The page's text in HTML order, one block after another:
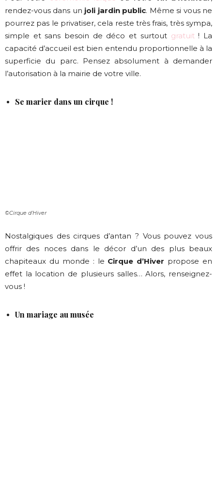
rendez-vous dans un joli jardin public. Même si vous ne
pourrez pas le privatiser, cela reste très frais, très sympa,
simple et sans besoin de déco et surtout gratuit ! La
capacité d’accueil est bien entendu proportionnelle à la
superficie du parc. Pensez absolument à demander
l’autorisation à la mairie de votre ville.
Se marier dans un cirque !
©Cirque d’Hiver
Nostalgiques des cirques d’antan ? Vous pouvez vous
offrir des noces dans le décor d’un des plus beaux
chapiteaux du monde : le Cirque d’Hiver propose en
effet la location de plusieurs salles… Alors, renseignez-
vous !
Un mariage au musée